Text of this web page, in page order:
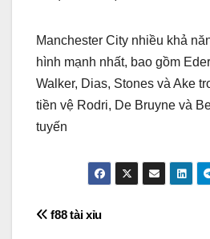
Manchester City nhiều khả
hình mạnh nhất, bao gồm
Walker, Dias, Stones và Ake
tiền vệ Rodri, De Bruyne và
tuyến
Điều
f88 tài xỉu